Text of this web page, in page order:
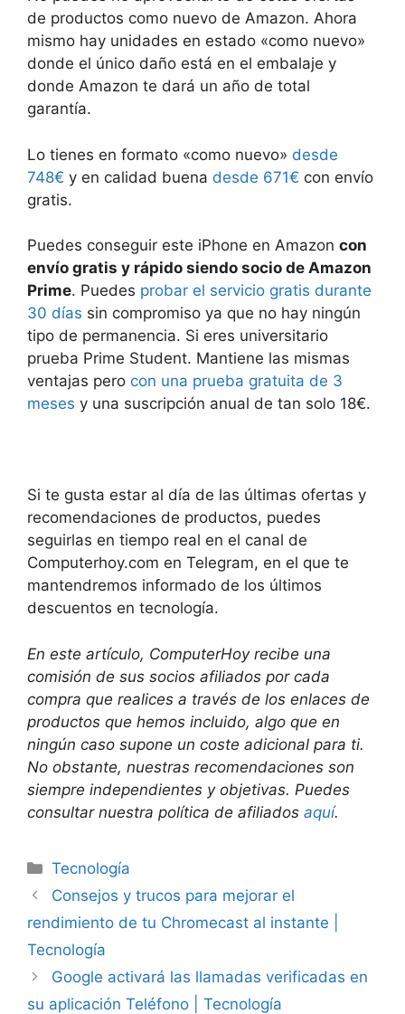
de productos como nuevo de Amazon. Ahora
mismo hay unidades en estado «como nuevo»
donde el único daño está en el embalaje y
donde Amazon te dará un año de total
garantía.
Lo tienes en formato «como nuevo» desde
748€ y en calidad buena desde 671€ con envío
gratis.
Puedes conseguir este iPhone en Amazon con
envío gratis y rápido siendo socio de Amazon
Prime. Puedes probar el servicio gratis durante
30 días sin compromiso ya que no hay ningún
tipo de permanencia. Si eres universitario
prueba Prime Student. Mantiene las mismas
ventajas pero con una prueba gratuita de 3
meses y una suscripción anual de tan solo 18€.
Si te gusta estar al día de las últimas ofertas y
recomendaciones de productos, puedes
seguirlas en tiempo real en el canal de
Computerhoy.com en Telegram, en el que te
mantendremos informado de los últimos
descuentos en tecnología.
En este artículo, ComputerHoy recibe una
comisión de sus socios afiliados por cada
compra que realices a través de los enlaces de
productos que hemos incluido, algo que en
ningún caso supone un coste adicional para ti.
No obstante, nuestras recomendaciones son
siempre independientes y objetivas. Puedes
consultar nuestra política de afiliados aquí.
Categorías
Tecnología
Consejos y trucos para mejorar el
rendimiento de tu Chromecast al instante |
Tecnología
Google activará las llamadas verificadas en
su aplicación Teléfono | Tecnología